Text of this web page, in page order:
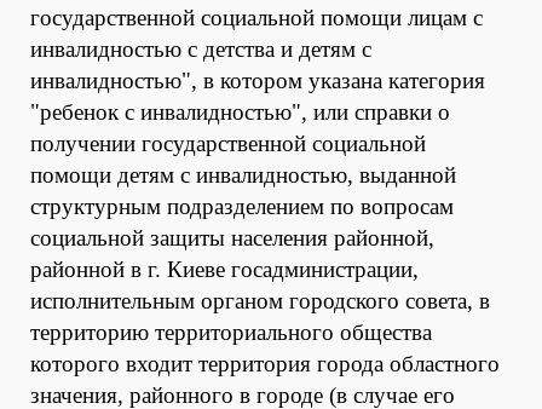
государственной социальной помощи лицам с
инвалидностью с детства и детям с
инвалидностью", в котором указана категория
"ребенок с инвалидностью", или справки о
получении государственной социальной
помощи детям с инвалидностью, выданной
структурным подразделением по вопросам
социальной защиты населения районной,
районной в г. Киеве госадминистрации,
исполнительным органом городского совета, в
территорию территориального общества
которого входит территория города областного
значения, районного в городе (в случае его